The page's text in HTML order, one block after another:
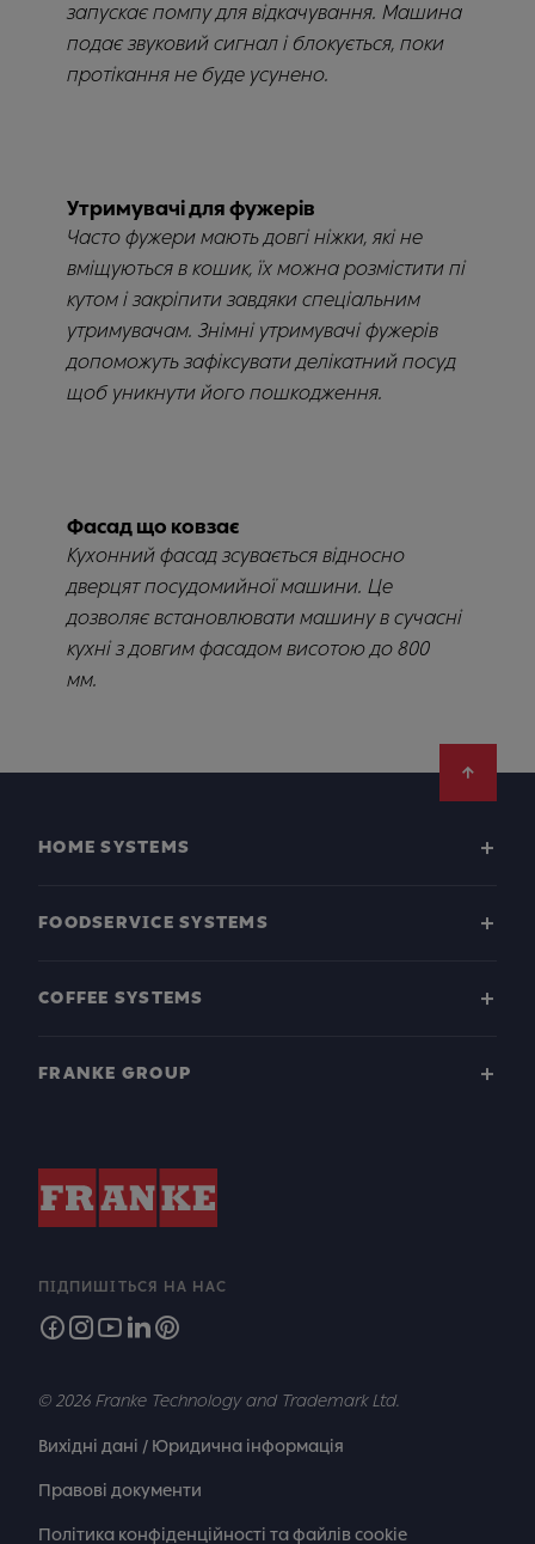
запускає помпу для відкачування. Машина
подає звуковий сигнал і блокується, поки
протікання не буде усунено.
Утримувачі для фужерів
Часто фужери мають довгі ніжки, які не
вміщуються в кошик, їх можна розмістити пі
кутом і закріпити завдяки спеціальним
утримувачам. Знімні утримувачі фужерів
допоможуть зафіксувати делікатний посуд
щоб уникнути його пошкодження.
Фасад що ковзає
Кухонний фасад зсувається відносно
дверцят посудомийної машини. Це
дозволяє встановлювати машину в сучасні
кухні з довгим фасадом висотою до 800
мм.
HOME SYSTEMS
FOODSERVICE SYSTEMS
COFFEE SYSTEMS
FRANKE GROUP
ПІДПИШІТЬСЯ НА НАС
© 2026 Franke Technology and Trademark Ltd.
Вихідні дані / Юридична інформація
Правові документи
Політика конфіденційності та файлів cookie